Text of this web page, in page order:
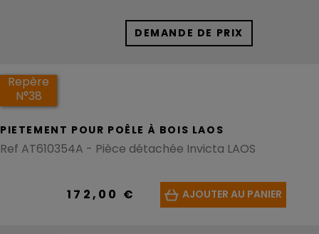
DEMANDE DE PRIX
Repère
N°38
PIETEMENT POUR POÊLE À BOIS LAOS
Ref AT610354A - Pièce détachée Invicta LAOS
172,00 € AJOUTER AU PANIER